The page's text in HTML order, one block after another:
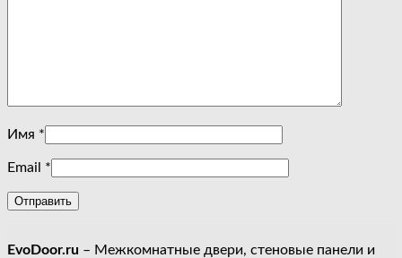
Имя *
Email *
EvoDoor.ru – Межкомнатные двери, стеновые панели и